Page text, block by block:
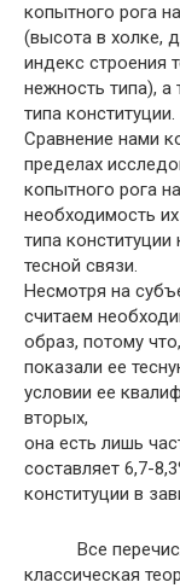
копытного рога
(высота в холке,
индекс строения
нежность типа), а
типа конституции.
Сравнение нами
пределах
копытного рога
необходимость
типа
тесной связи.
Несмотря на
считаем
образ, потому
показали ее
условии ее
вторых,
она есть лишь
составляет 6,7-
конституции в
Все
классическая